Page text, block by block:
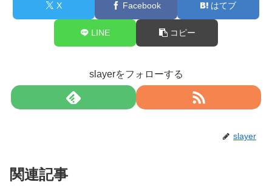
X Facebook はてブ
LINE コピー
slayerをフォローする
slayer
関連記事